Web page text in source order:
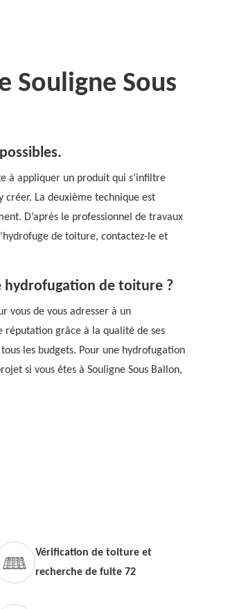
Souligne Sous
à appliquer un produit qui s’infiltre
créer. La deuxième technique est
D’après le professionnel de travaux
de toiture, contactez-le et
hydrofugation de toiture ?
vous de vous adresser à un
réputation grâce à la qualité de ses
les budgets. Pour une hydrofugation
si vous êtes à Souligne Sous Ballon,
Vérification de toiture et
recherche de fuite 72